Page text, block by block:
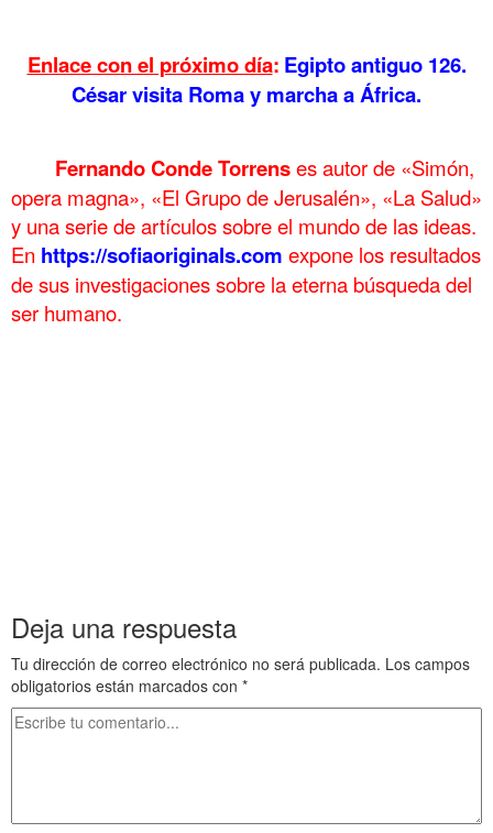
Enlace con el próximo día: Egipto antiguo 126.
César visita Roma y marcha a África.
Fernando Conde Torrenses autor de «Simón,
opera magna», «El Grupo de Jerusalén», «La Salud»
y una serie de artículos sobre el mundo de las ideas.
En https://sofiaoriginals.com expone los resultados
de sus investigaciones sobre la eterna búsqueda del
ser humano.
Deja una respuesta
Tu dirección de correo electrónico no será publicada. Los campos
obligatorios están marcados con *